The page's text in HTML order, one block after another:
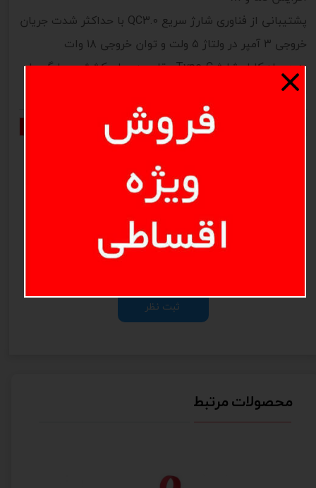
پشتیبانی از فناوری شارژ سریع QC3.0 با حداکثر شدت جریان
خروجی ۳ آمپر در ولتاژ ۵ ولت و توان خروجی ۱۸ وات
به همراه کابل شارژ Type-C مقاوم در برابر کشش و پارگی با
روکش TPE به طول ۱۰۰ سانتی متر
هنوز نظری ثبت نشده
اولین نفری باشید که نظر می‌دهید
ثبت نظر
محصولات مرتبط